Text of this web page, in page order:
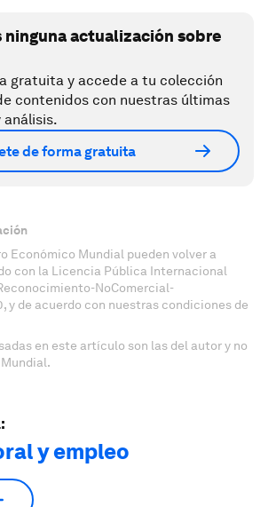
ninguna actualización sobre
gratuita y accede a tu colección
contenidos con nuestras últimas
análisis.
de forma gratuita
Económico Mundial pueden volver a
con la Licencia Pública Internacional
NoComercial-
y de acuerdo con nuestras condiciones de
en este artículo son las del autor y no
y empleo